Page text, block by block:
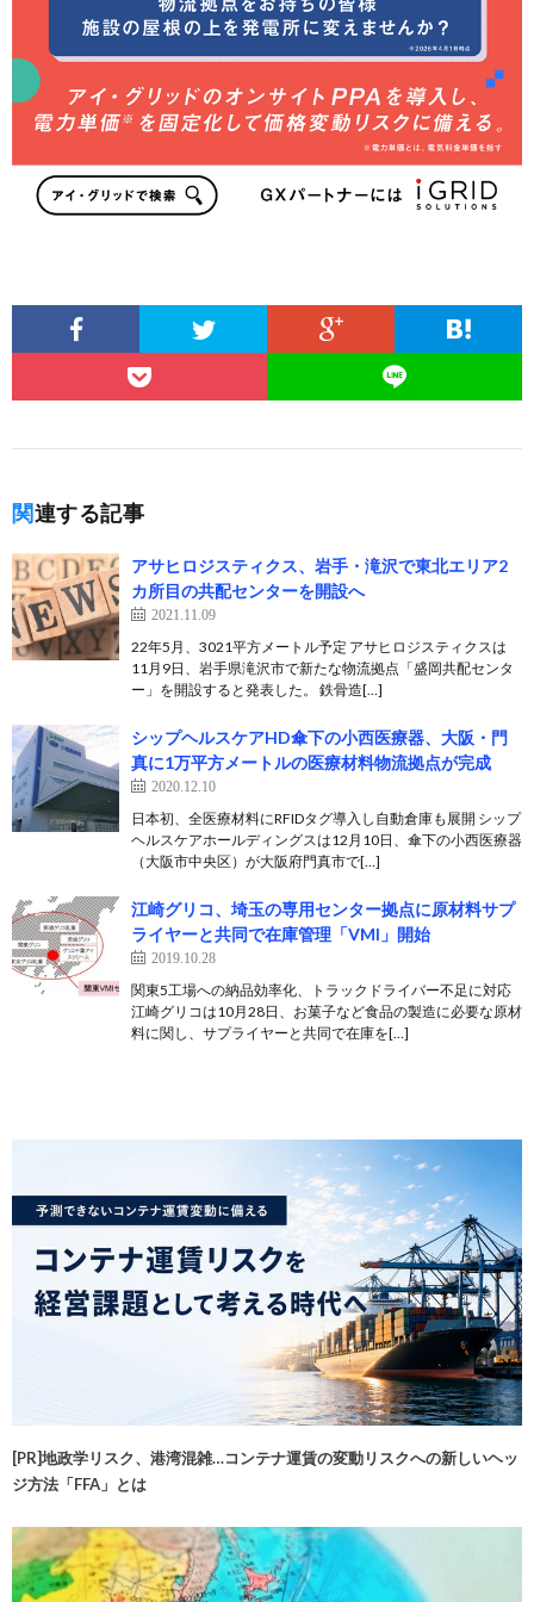
関連する記事
アサヒロジスティクス、岩手・滝沢で東北エリア2
カ所目の共配センターを開設へ
2021.11.09
22年5月、3021平方メートル予定 アサヒロジスティクスは
11月9日、岩手県滝沢市で新たな物流拠点「盛岡共配センタ
ー」を開設すると発表した。 鉄骨造[…]
シップヘルスケアHD傘下の小西医療器、大阪・門
真に1万平方メートルの医療材料物流拠点が完成
2020.12.10
日本初、全医療材料にRFIDタグ導入し自動倉庫も展開 シップ
ヘルスケアホールディングスは12月10日、傘下の小西医療器
（大阪市中央区）が大阪府門真市で[…]
江崎グリコ、埼玉の専用センター拠点に原材料サプ
ライヤーと共同で在庫管理「VMI」開始
2019.10.28
関東5工場への納品効率化、トラックドライバー不足に対応
江崎グリコは10月28日、お菓子など食品の製造に必要な原材
料に関し、サプライヤーと共同で在庫を[…]
[PR]地政学リスク、港湾混雑…コンテナ運賃の変動リスクへの新しいヘッ
ジ方法「FFA」とは